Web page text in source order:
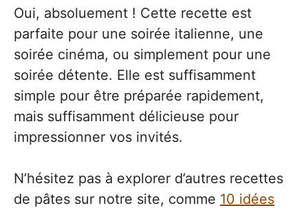
Oui, absoluement ! Cette recette est
parfaite pour une soirée italienne, une
soirée cinéma, ou simplement pour une
soirée détente. Elle est suffisamment
simple pour être préparée rapidement,
mais suffisamment délicieuse pour
impressionner vos invités.
N’hésitez pas à explorer d’autres recettes
de pâtes sur notre site, comme 10 idées